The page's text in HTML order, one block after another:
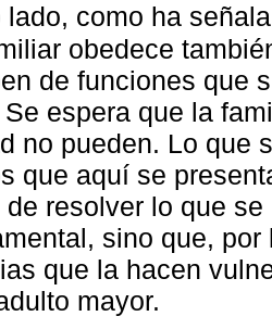
lado, como ha
obedece
de funciones que
espera que la
no pueden. Lo que
que aquí se
de resolver lo que
sino que,
que la hacen
mayor.